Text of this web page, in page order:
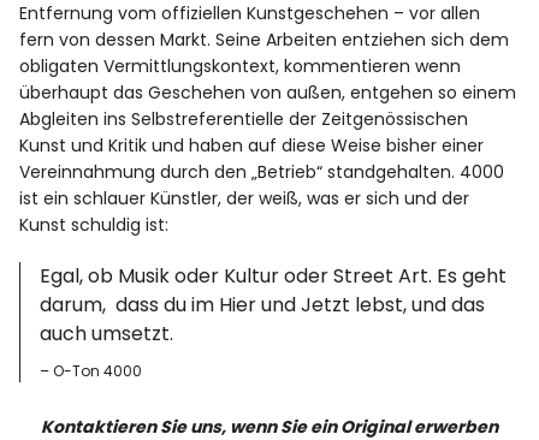
News
InstagramFacebook
Twitter
Entfernung vom offiziellen Kunstgeschehen – vor allen
fern von dessen Markt. Seine Arbeiten entziehen sich dem
obligaten Vermittlungskontext, kommentieren wenn
überhaupt das Geschehen von außen, entgehen so einem
Abgleiten ins Selbstreferentielle der Zeitgenössischen
Kunst und Kritik und haben auf diese Weise bisher einer
Vereinnahmung durch den „Betrieb“ standgehalten. 4000
ist ein schlauer Künstler, der weiß, was er sich und der
Kunst schuldig ist:
Egal, ob Musik oder Kultur oder Street Art. Es geht
darum, dass du im Hier und Jetzt lebst, und das
auch umsetzt.
– O-Ton 4000
Kontaktieren Sie uns, wenn Sie ein Original erwerben